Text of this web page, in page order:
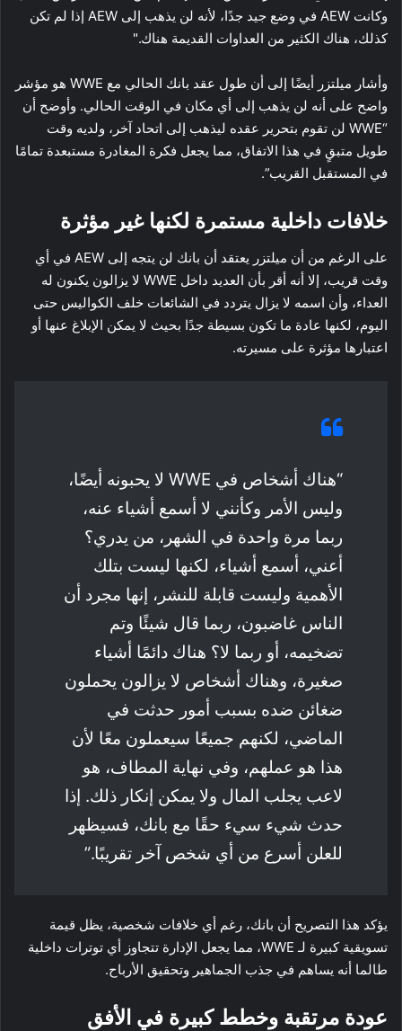
وكانت AEW في وضع جيد جدًا، لأنه لن يذهب إلى AEW إذا لم تكن
كذلك، هناك الكثير من العداوات القديمة هناك."
وأشار ميلتزر أيضًا إلى أن طول عقد بانك الحالي مع WWE هو مؤشر
واضح على أنه لن يذهب إلى أي مكان في الوقت الحالي. وأوضح أن
“WWE لن تقوم بتحرير عقده ليذهب إلى اتحاد آخر، ولديه وقت
طويل متبقٍ في هذا الاتفاق، مما يجعل فكرة المغادرة مستبعدة تمامًا
في المستقبل القريب”.
خلافات داخلية مستمرة لكنها غير مؤثرة
على الرغم من أن ميلتزر يعتقد أن بانك لن يتجه إلى AEW في أي
وقت قريب، إلا أنه أقر بأن العديد داخل WWE لا يزالون يكنون له
العداء، وأن اسمه لا يزال يتردد في الشائعات خلف الكواليس حتى
اليوم، لكنها عادة ما تكون بسيطة جدًا بحيث لا يمكن الإبلاغ عنها أو
اعتبارها مؤثرة على مسيرته.
“هناك أشخاص في WWE لا يحبونه أيضًا،
وليس الأمر وكأنني لا أسمع أشياء عنه،
ربما مرة واحدة في الشهر، من يدري؟
أعني، أسمع أشياء، لكنها ليست بتلك
الأهمية وليست قابلة للنشر، إنها مجرد أن
الناس غاضبون، ربما قال شيئًا وتم
تضخيمه، أو ربما لا؟ هناك دائمًا أشياء
صغيرة، وهناك أشخاص لا يزالون يحملون
ضغائن ضده بسبب أمور حدثت في
الماضي، لكنهم جميعًا سيعملون معًا لأن
هذا هو عملهم، وفي نهاية المطاف، هو
لاعب يجلب المال ولا يمكن إنكار ذلك. إذا
حدث شيء سيء حقًا مع بانك، فسيظهر
للعلن أسرع من أي شخص آخر تقريبًا.”
يؤكد هذا التصريح أن بانك، رغم أي خلافات شخصية، يظل قيمة
تسويقية كبيرة لـ WWE، مما يجعل الإدارة تتجاوز أي توترات داخلية
طالما أنه يساهم في جذب الجماهير وتحقيق الأرباح.
عودة مرتقبة وخطط كبيرة في الأفق